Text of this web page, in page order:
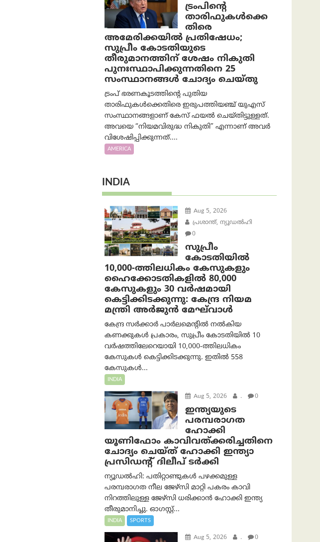
ട്രംപിന്റെ
താരിഫുകൾക്കെ
തിരെ
അമേരിക്കയില്‍ പ്രതിഷേധം;
സുപ്രീം കോടതിയുടെ
തീരുമാനത്തിന് ശേഷം നികുതി
പുനഃസ്ഥാപിക്കുന്നതിനെ 25
സംസ്ഥാനങ്ങൾ ചോദ്യം ചെയ്തു
ട്രംപ് ഭരണകൂടത്തിന്റെ പുതിയ
താരിഫുകൾക്കെതിരെ ഇരുപത്തിയഞ്ച് യുഎസ്
സംസ്ഥാനങ്ങളാണ് കേസ് ഫയൽ ചെയ്തിട്ടുള്ളത്.
അവയെ “നിയമവിരുദ്ധ നികുതി” എന്നാണ് അവര്‍
വിശേഷിപ്പിക്കുന്നത്....
AMERICA
INDIA
Aug 5, 2026
പ്രശാന്ത്, ന്യൂഡല്‍ഹി
0
സുപ്രീം
കോടതിയിൽ
10,000-ത്തിലധികം കേസുകളും
ഹൈക്കോടതികളിൽ 80,000
കേസുകളും 30 വർഷമായി
കെട്ടിക്കിടക്കുന്നു: കേന്ദ്ര നിയമ
മന്ത്രി അര്‍ജുന്‍ മേഘ്‌വാള്‍
കേന്ദ്ര സർക്കാർ പാർലമെന്റിൽ നൽകിയ
കണക്കുകൾ പ്രകാരം, സുപ്രീം കോടതിയിൽ 10
വർഷത്തിലേറെയായി 10,000-ത്തിലധികം
കേസുകൾ കെട്ടിക്കിടക്കുന്നു. ഇതിൽ 558
കേസുകൾ...
INDIA
Aug 5, 2026 . 0
ഇന്ത്യയുടെ
പരമ്പരാഗത
ഹോക്കി
യൂണിഫോം കാവിവത്ക്കരിച്ചതിനെ
ചോദ്യം ചെയ്ത് ഹോക്കി ഇന്ത്യാ
പ്രസിഡന്റ് ദിലീപ് ടര്‍ക്കി
ന്യൂഡൽഹി: പതിറ്റാണ്ടുകൾ പഴക്കമുള്ള
പരമ്പരാഗത നീല ജേഴ്‌സി മാറ്റി പകരം കാവി
നിറത്തിലുള്ള ജേഴ്‌സി ധരിക്കാൻ ഹോക്കി ഇന്ത്യ
തീരുമാനിച്ചു. ഓഗസ്റ്റ്...
INDIA SPORTS
Aug 5, 2026 . 0